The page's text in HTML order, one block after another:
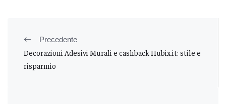
Precedente
Decorazioni Adesivi Murali e cashback Hubix.it: stile e
risparmio